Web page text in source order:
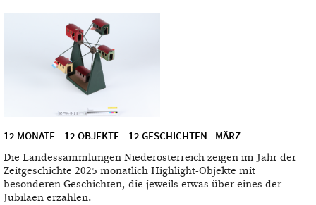
12 MONATE – 12 OBJEKTE – 12 GESCHICHTEN - MÄRZ
Die Landessammlungen Niederösterreich zeigen im Jahr der
Zeitgeschichte 2025 monatlich Highlight-Objekte mit
besonderen Geschichten, die jeweils etwas über eines der
Jubiläen erzählen.